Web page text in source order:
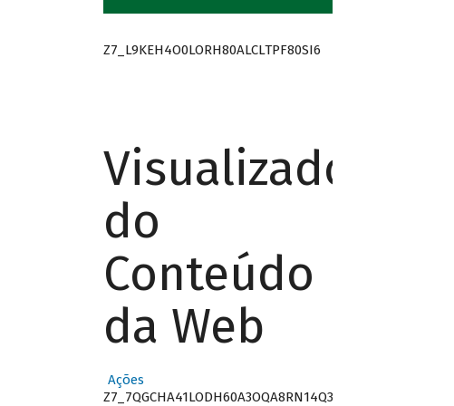
Z7_L9KEH4O0LORH80ALCLTPF80SI6
Visualizador
do
Conteúdo
da Web
Ações
Z7_7QGCHA41LODH60A3OQA8RN14Q3